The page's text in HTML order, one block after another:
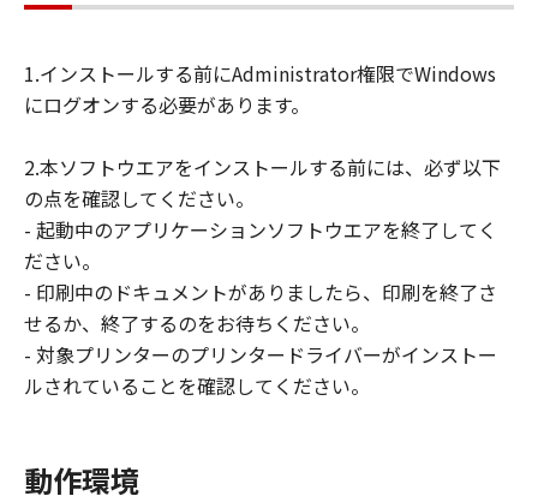
連して生ずる直接的または間接的な損失、
一切の責任を負いません。
ユーザーは、日本国政府または該当国の政
府より必要な許可等を得ることなしに、本
ソフトウェアの全部または一部を、直接ま
たは間接に輸出してはなりません。
1.インストールする前にAdministrator権限でWindows
にログオンする必要があります。
2.本ソフトウエアをインストールする前には、必ず以下
の点を確認してください。
- 起動中のアプリケーションソフトウエアを終了してく
ださい。
- 印刷中のドキュメントがありましたら、印刷を終了さ
せるか、終了するのをお待ちください。
- 対象プリンターのプリンタードライバーがインストー
ルされていることを確認してください。
動作環境